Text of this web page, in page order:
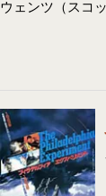
ウェンツ（スコ